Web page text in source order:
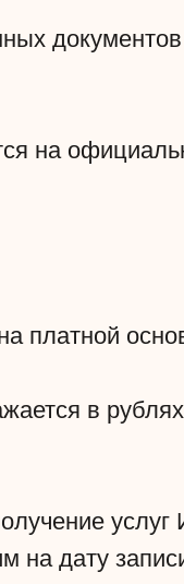
документов
на
платной
в
услуг
дату